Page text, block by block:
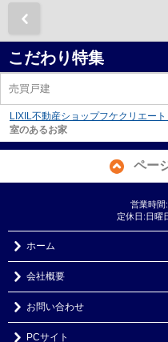
こだわり特集
売買戸建
LIXIL不動産ショップフケクリエート
室のあるお家
ペー
営業時間
定休日:日曜
ホーム
会社概要
お問い合わせ
PCサイト